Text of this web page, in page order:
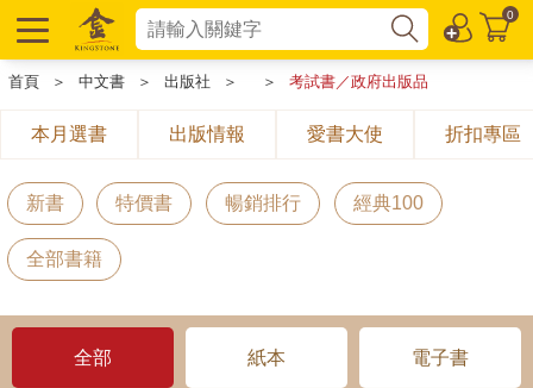
0
首頁 ＞ 中文書 ＞ 出版社 ＞ ＞ 考試書／政府出版品
本月選書 出版情報 愛書大使 折扣專區
新書 特價書 暢銷排行 經典100
全部書籍
全部 紙本 電子書